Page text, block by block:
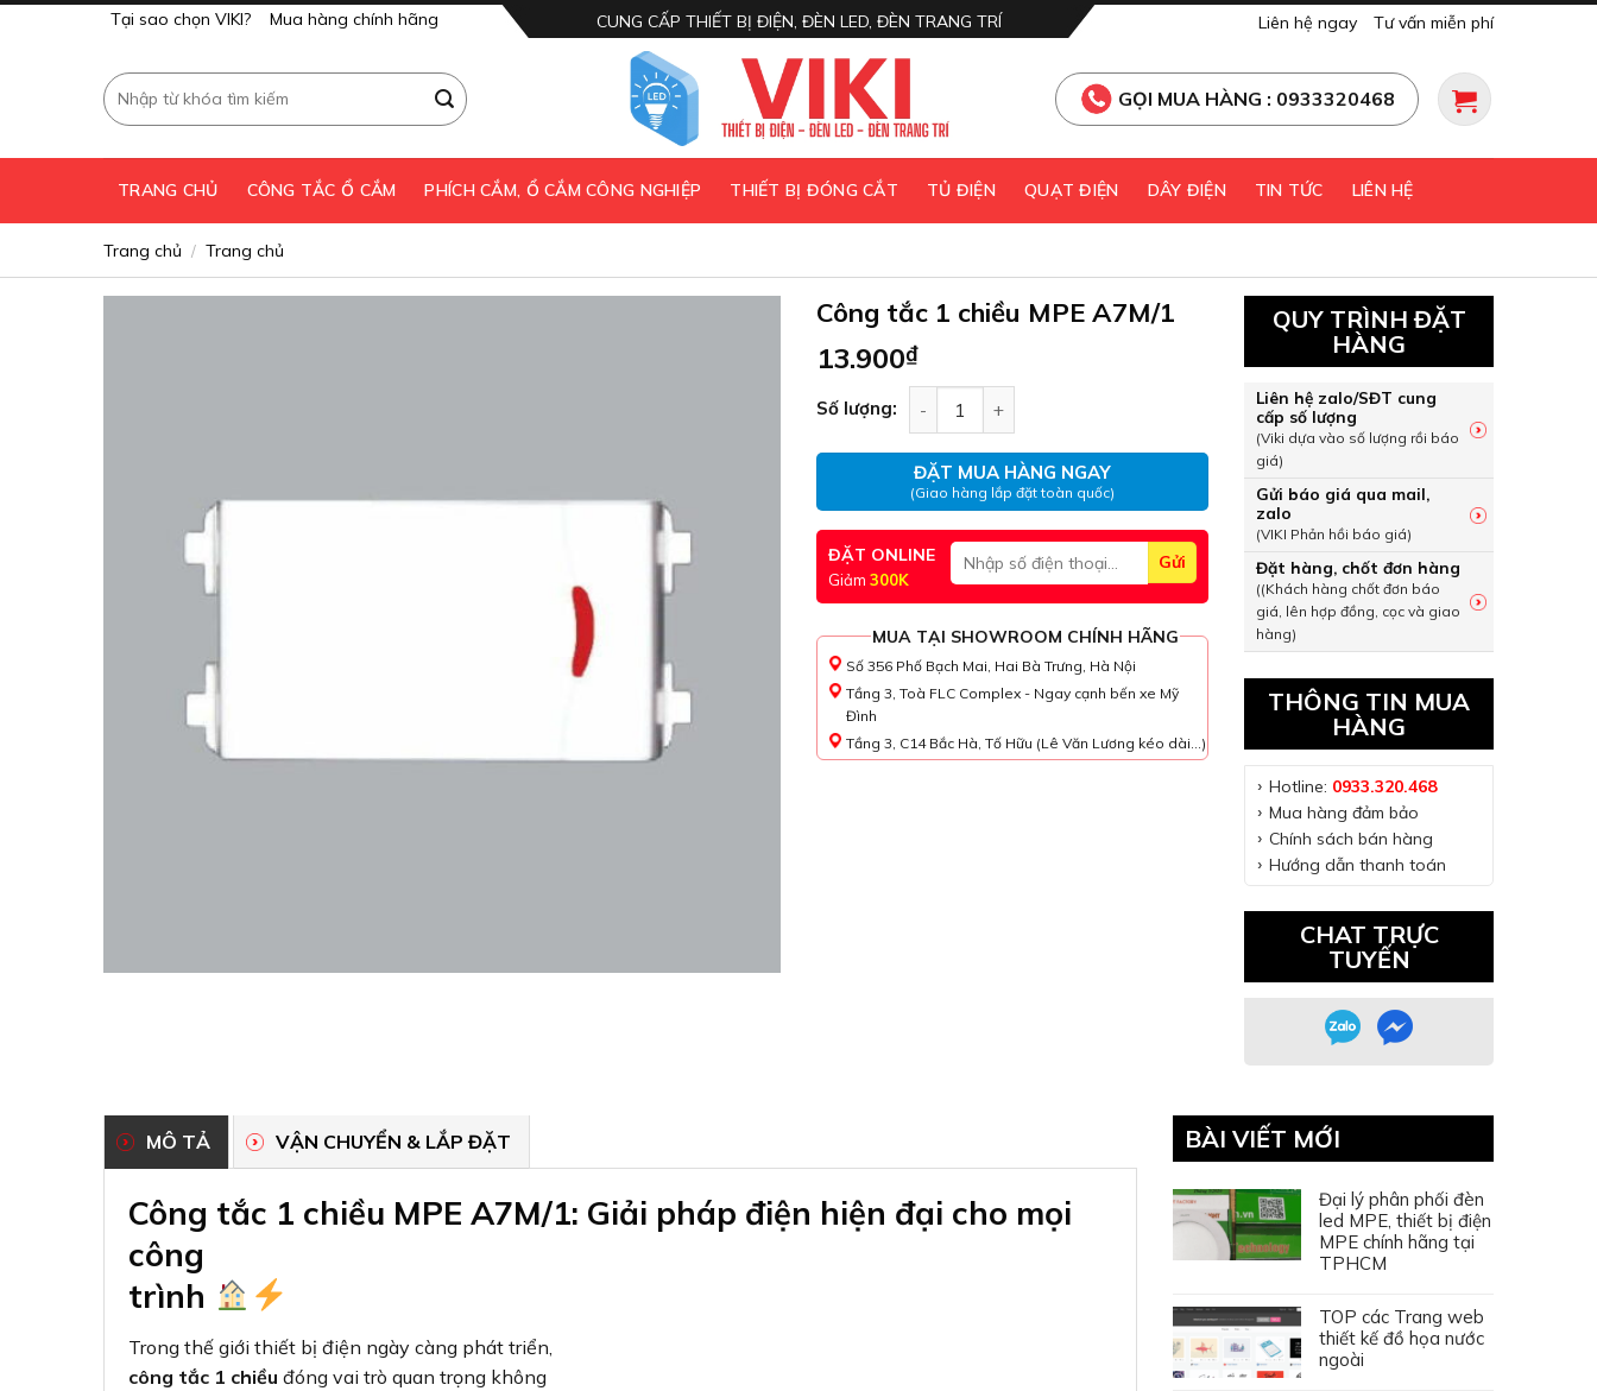
Tại sao chọn VIKI? Mua hàng chính hãng CUNG CẤP THIẾT BỊ ĐIỆN, ĐÈN LED, ĐÈN TRANG TRÍ Liên hệ ngay Tư vấn miễn phí
Tìm
kiếm:
GỌI MUA HÀNG : 0933320468
TRANG CHỦ CÔNG TẮC Ổ CẮM PHÍCH CẮM, Ổ CẮM CÔNG NGHIỆP THIẾT BỊ ĐÓNG CẮT TỦ ĐIỆN QUẠT ĐIỆN DÂY ĐIỆN TIN TỨC LIÊN HỆ
Trang chủ / Trang chủ
Công tắc 1 chiều MPE A7M/1
13.900₫
Số lượng:
ĐẶT MUA HÀNG NGAY
(Giao hàng lắp đặt toàn quốc)
ĐẶT ONLINE
Giảm 300K
MUA TẠI SHOWROOM CHÍNH HÃNG
Số 356 Phố Bạch Mai, Hai Bà Trưng, Hà Nội
Tầng 3, Toà FLC Complex - Ngay cạnh bến xe Mỹ
Đình
Tầng 3, C14 Bắc Hà, Tố Hữu (Lê Văn Lương kéo dài...)
QUY TRÌNH ĐẶT
HÀNG
Liên hệ zalo/SĐT cung
cấp số lượng
(Viki dựa vào số lượng rồi báo
giá)
Gửi báo giá qua mail,
zalo
(VIKI Phản hồi báo giá)
Đặt hàng, chốt đơn hàng
((Khách hàng chốt đơn báo
giá, lên hợp đồng, cọc và giao
hàng)
THÔNG TIN MUA
HÀNG
Hotline: 0933.320.468
Mua hàng đảm bảo
Chính sách bán hàng
Hướng dẫn thanh toán
CHAT TRỰC
TUYẾN
MÔ TẢ VẬN CHUYỂN & LẮP ĐẶT
Công tắc 1 chiều MPE A7M/1: Giải pháp điện hiện đại cho mọi
công
trình
Trong thế giới thiết bị điện ngày càng phát triển,
công tắc 1 chiều đóng vai trò quan trọng không
BÀI VIẾT MỚI
Đại lý phân phối đèn
led MPE, thiết bị điện
MPE chính hãng tại
TPHCM
TOP các Trang web
thiết kế đồ họa nước
ngoài